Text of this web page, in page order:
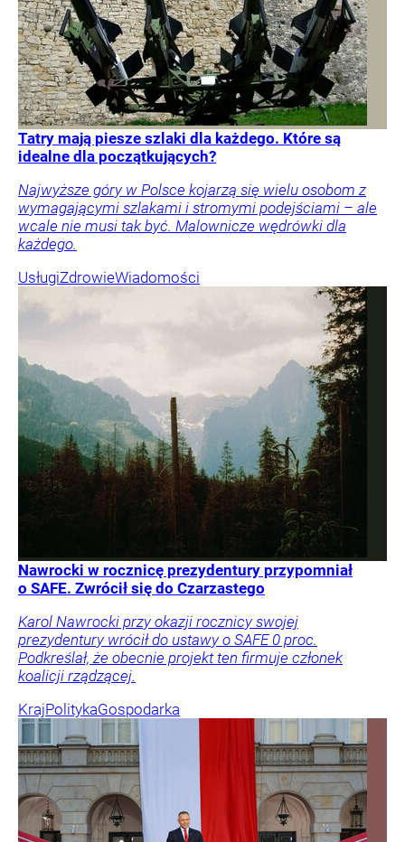
Tatry mają piesze szlaki dla każdego. Które są
idealne dla początkujących?
Najwyższe góry w Polsce kojarzą się wielu osobom z
wymagającymi szlakami i stromymi podejściami – ale
wcale nie musi tak być. Malownicze wędrówki dla
każdego.
UsługiZdrowieWiadomości
Nawrocki w rocznicę prezydentury przypomniał
o SAFE. Zwrócił się do Czarzastego
Karol Nawrocki przy okazji rocznicy swojej
prezydentury wrócił do ustawy o SAFE 0 proc.
Podkreślał, że obecnie projekt ten firmuje członek
koalicji rządzącej.
KrajPolitykaGospodarka